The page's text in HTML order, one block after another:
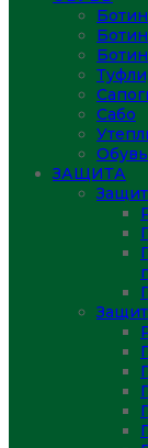
Сабо
ЗАЩИТА